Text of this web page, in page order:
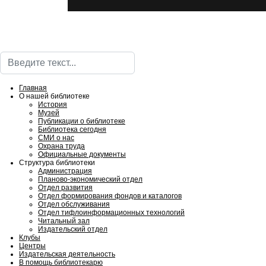
Поиск
Главная
О нашей библиотеке
История
Музей
Публикации о библиотеке
Библиотека сегодня
СМИ о нас
Охрана труда
Официальные документы
Структура библиотеки
Администрация
Планово-экономический отдел
Отдел развития
Отдел формирования фондов и каталогов
Отдел обслуживания
Отдел тифлоинформационных технологий
Читальный зал
Издательский отдел
Клубы
Центры
Издательская деятельность
В помощь библиотекарю